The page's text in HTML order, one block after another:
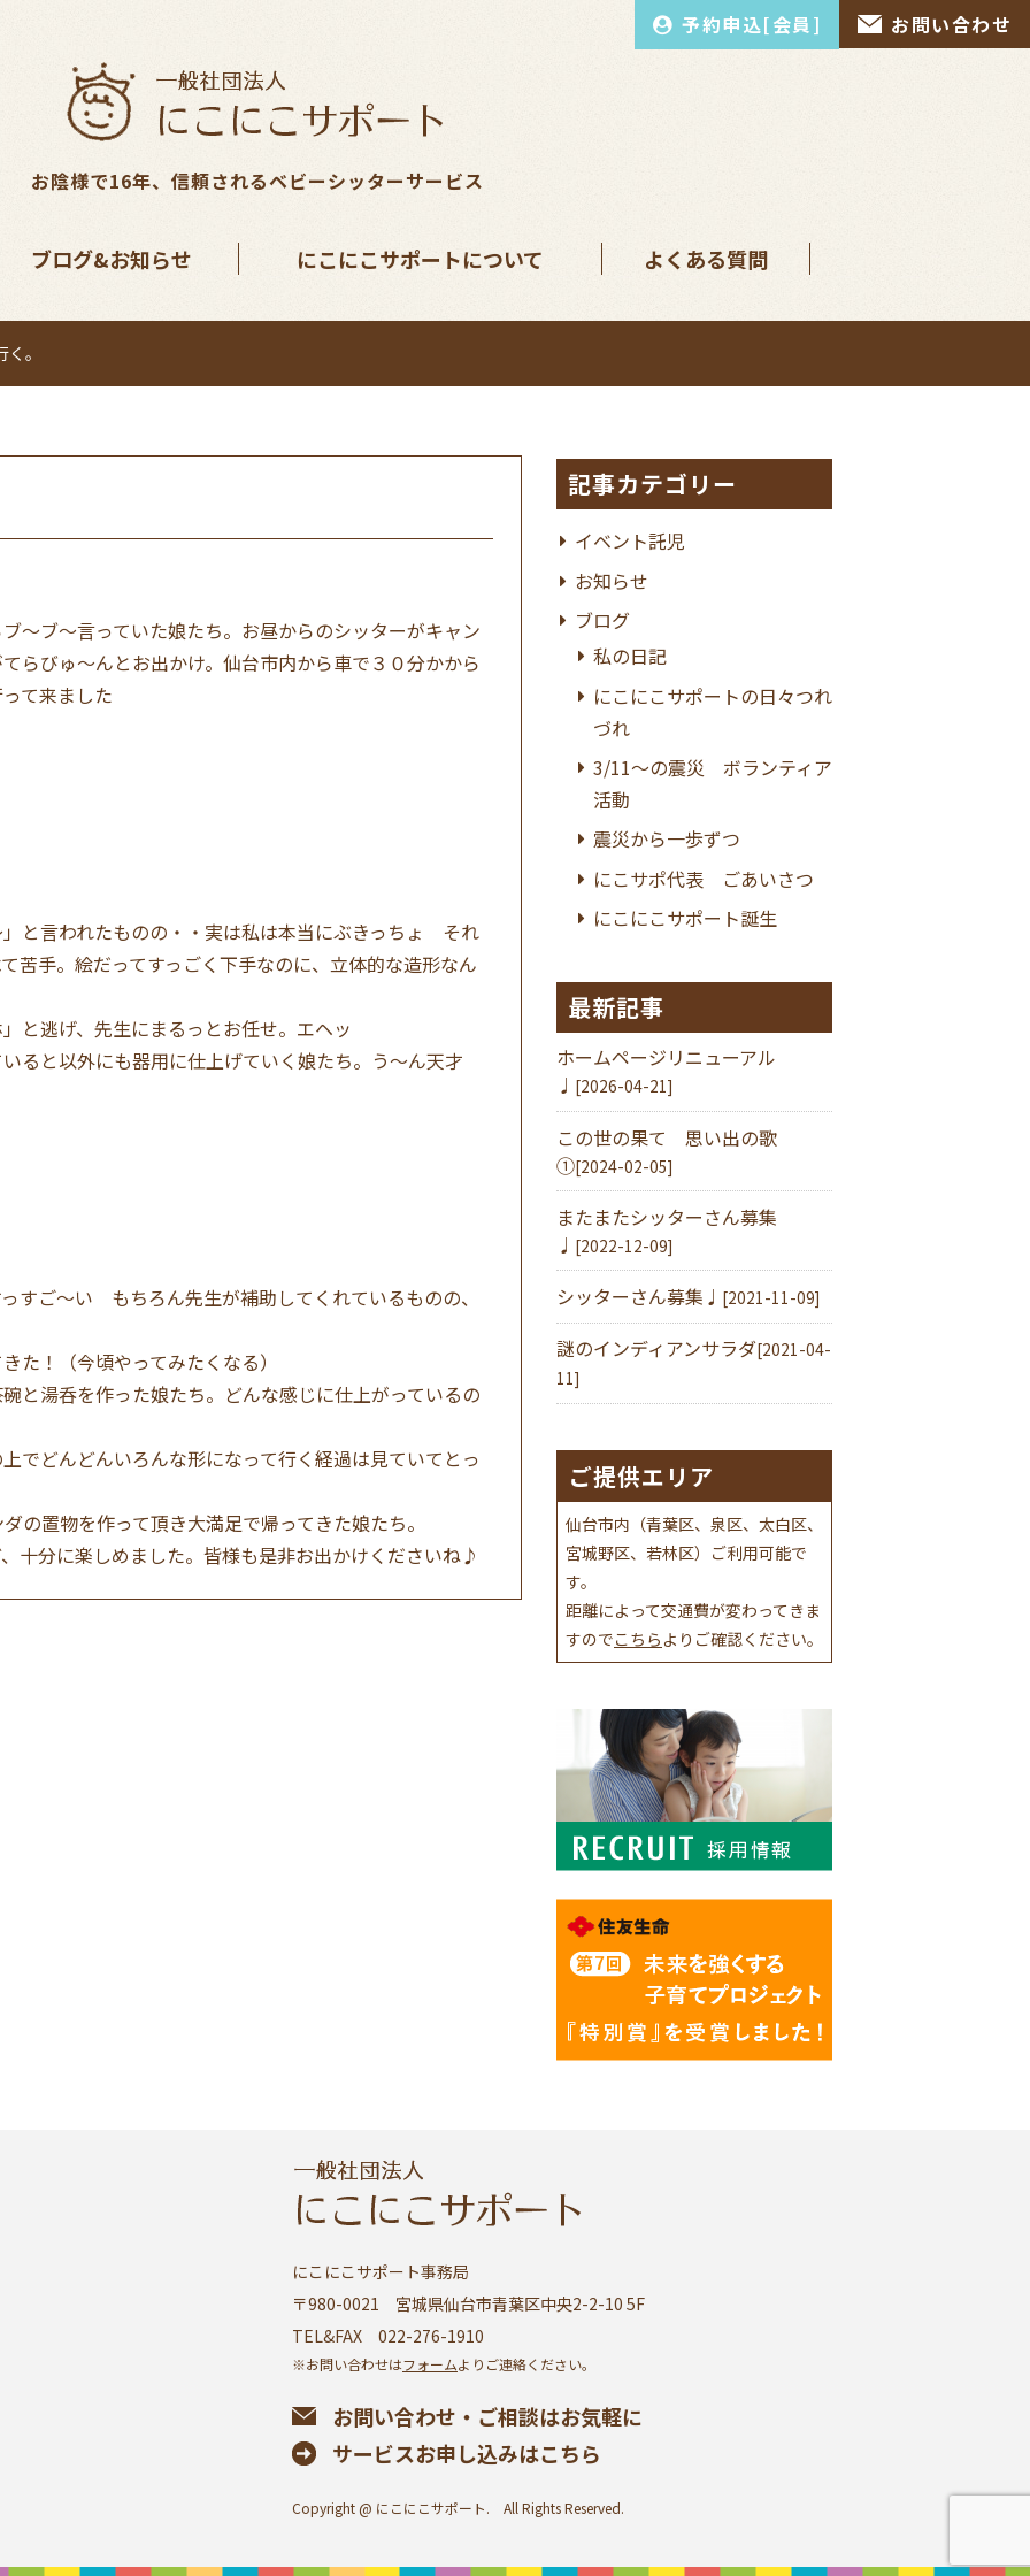
お陰様で16年、信頼されるベビーシッターサービス
予約申込[会員] お問い合わせ
ブログ&お知らせ にこにこサポートについて よくある質問
。
〜ブ〜言っていた娘たち。お昼からのシッターがキャン
らびゅ〜んとお出かけ。仙台市内から車で３０分かから
て来ました
」と言われたものの・・実は私は本当にぶきっちょ それ
苦手。絵だってすっごく下手なのに、立体的な造形なん
と逃げ、先生にまるっとお任せ。エヘッ
ると以外にも器用に仕上げていく娘たち。う〜ん天才
すご〜い もちろん先生が補助してくれているものの、
た！（今頃やってみたくなる）
と湯呑を作った娘たち。どんな感じに仕上がっているの
でどんどんいろんな形になって行く経過は見ていてとっ
の置物を作って頂き大満足で帰ってきた娘たち。
十分に楽しめました。皆様も是非お出かけくださいね♪
記事カテゴリー
イベント託児
お知らせ
ブログ
私の日記
にこにこサポートの日々つれ
づれ
3/11〜の震災 ボランティア
活動
震災から一歩ずつ
にこサポ代表 ごあいさつ
にこにこサポート誕生
最新記事
ホームページリニューアル
♩ [2026-04-21]
この世の果て 思い出の歌
①[2024-02-05]
またまたシッターさん募集
♩ [2022-12-09]
シッターさん募集♩ [2021-11-09]
謎のインディアンサラダ[2021-04-
11]
ご提供エリア
仙台市内（青葉区、泉区、太白区、
宮城野区、若林区）ご利用可能で
す。
距離によって交通費が変わってきま
すのでこちら よりご確認ください。
にこにこサポート事務局
〒980-0021 宮城県仙台市青葉区中央2-2-10 5F
TEL&FAX 022-276-1910
※お問い合わせはフォームよりご連絡ください。
お問い合わせ・ご相談はお気軽に
サービスお申し込みはこちら
Copyright @ にこにこサポート. All Rights Reserved.